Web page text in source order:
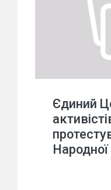
Єдиний